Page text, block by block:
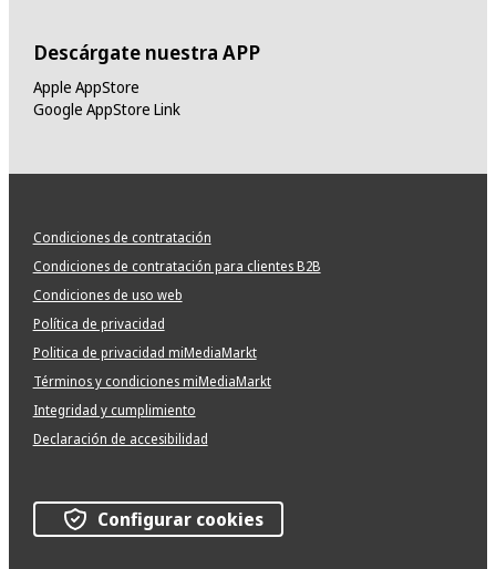
Descárgate nuestra APP
Apple AppStore
Google AppStore Link
Condiciones de contratación
Condiciones de contratación para clientes B2B
Condiciones de uso web
Política de privacidad
Politica de privacidad miMediaMarkt
Términos y condiciones miMediaMarkt
Integridad y cumplimiento
Declaración de accesibilidad
Configurar cookies